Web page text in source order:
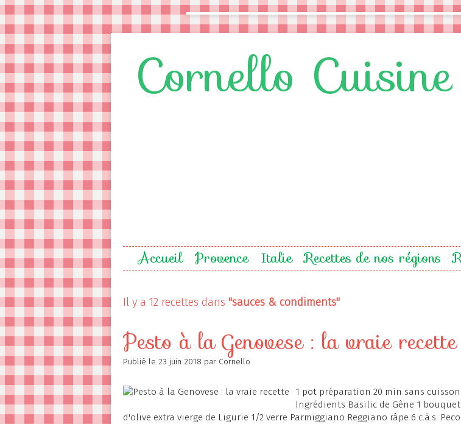
Cornello Cuisine
Accueil Provence Italie Recettes de nos régions
Il y a 12 recettes dans "sauces & condiments"
Pesto à la Genovese : la vraie recette
Publié le 23 juin 2018 par Cornello
1 pot préparation 20 min sans cuisson
Ingrédients Basilic de Gêne 1
d'olive extra vierge de Ligurie 1/2 verre Parmiggiano Reggiano râpe 6 c.à.s.